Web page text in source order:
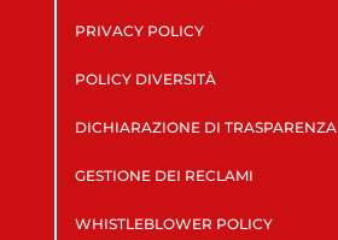
PRIVACY POLICY
POLICY DIVERSITÀ
DICHIARAZIONE DI TRASPARENZA
GESTIONE DEI RECLAMI
WHISTLEBLOWER POLICY